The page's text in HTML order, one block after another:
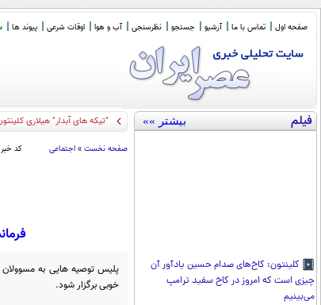
صفحه اول تماس با ما آرشیو جستجو نظرسنجی آب و هوا اوقات شرعی پیوند ها
فیلم بیشتر »»
کلینتون: کاخ‌های صدام حسین یادآور آن
چیزی است که امروز در کاخ سفید ترامپ
می‌بینیم
"تیکه های آبدار" هیلاری
صفحه نخست » اجتماعی کد
پلیس توصیه هایی به
خوبی برگزار شود.